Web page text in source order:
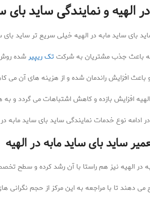
الهیه و نمایندگی ساید بای
بای ساید مابه در الهیه خیلی سریع تر ساید بای
که باعث جذب مشتریان به شرکتتک ریپیرشده روش
افزایش راندمان شده و از هزینه های آن می
افزایش بازده و کاهش اشتباهات می گردد و
ادامه نوع خدمات نمایندگی ساید بای ساید مابه
ساید بای ساید مابه در الهیه
در الهیه نیز هم راستا با آن رشد کرده و سطح
دهند تا با مراجعه به این مرکز از حجم نگرانی